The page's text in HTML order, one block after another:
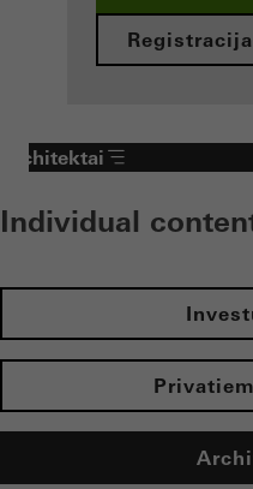
Registracija
Architektai
Individual